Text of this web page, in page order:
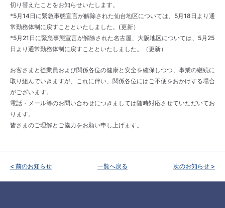
企業情報
沿革
受賞歴・論文
お知らせ
ENGLISH
切り替えたことをお知らせいたします。
*5月14日に緊急事態宣言が解除された仙台地区については、5月18日より通
常勤務体制に戻すことといたしました。(更新）
*5月21日に緊急事態宣言が解除された名古屋、大阪地区については、5月25
日より通常勤務体制に戻すことといたしました。（更新）
お客さまと従業員および関係各位の健康と安全を確保しつつ、事業の継続に
取り組んでいきますが、これに伴い、関係各位にはご不便をおかけする場合
がございます。
電話・メール等のお問い合わせにつきましては随時対応させていただいてお
ります。
皆さまのご理解とご協力をお願い申し上げます。
< 前のお知らせ 次のお知らせ >
一覧へ戻る